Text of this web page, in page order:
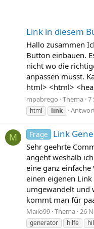
Link in diesem
Hallo zusammen
Button einbauen.
nicht wo die
anpassen musst.
html> <html>
mpabrego Thema 7
html
link
M Frage Link
Sehr geehrte
angeht weshalb
eine ganz
einen eigenen
umgewandelt und
kommt man für
Mailo99 Thema 26
generator
hilfe